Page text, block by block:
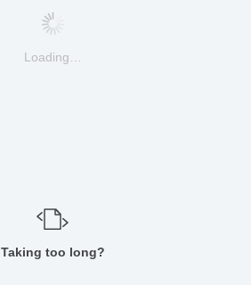
Loading…
Taking too long?